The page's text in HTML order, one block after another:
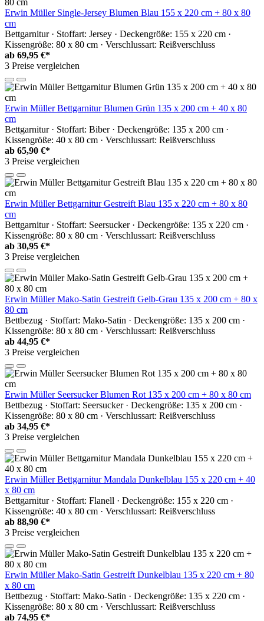
Erwin Müller Single-Jersey Blumen Blau 155 x 220 cm + 80 x 80
cm
Bettgarnitur · Stoffart: Jersey · Deckengröße: 155 x 220 cm ·
Kissengröße: 80 x 80 cm · Verschlussart: Reißverschluss
ab 69,95 €*
3 Preise vergleichen
Erwin Müller Bettgarnitur Blumen Grün 135 x 200 cm + 40 x 80
cm
Bettgarnitur · Stoffart: Biber · Deckengröße: 135 x 200 cm ·
Kissengröße: 40 x 80 cm · Verschlussart: Reißverschluss
ab 65,90 €*
3 Preise vergleichen
Erwin Müller Bettgarnitur Gestreift Blau 135 x 220 cm + 80 x 80
cm
Bettgarnitur · Stoffart: Seersucker · Deckengröße: 135 x 220 cm ·
Kissengröße: 80 x 80 cm · Verschlussart: Reißverschluss
ab 30,95 €*
3 Preise vergleichen
Erwin Müller Mako-Satin Gestreift Gelb-Grau 135 x 200 cm + 80 x
80 cm
Bettbezug · Stoffart: Mako-Satin · Deckengröße: 135 x 200 cm ·
Kissengröße: 80 x 80 cm · Verschlussart: Reißverschluss
ab 44,95 €*
3 Preise vergleichen
Erwin Müller Seersucker Blumen Rot 135 x 200 cm + 80 x 80 cm
Bettbezug · Stoffart: Seersucker · Deckengröße: 135 x 200 cm ·
Kissengröße: 80 x 80 cm · Verschlussart: Reißverschluss
ab 34,95 €*
3 Preise vergleichen
Erwin Müller Bettgarnitur Mandala Dunkelblau 155 x 220 cm + 40
x 80 cm
Bettgarnitur · Stoffart: Flanell · Deckengröße: 155 x 220 cm ·
Kissengröße: 40 x 80 cm · Verschlussart: Reißverschluss
ab 88,90 €*
3 Preise vergleichen
Erwin Müller Mako-Satin Gestreift Dunkelblau 135 x 220 cm + 80
x 80 cm
Bettbezug · Stoffart: Mako-Satin · Deckengröße: 135 x 220 cm ·
Kissengröße: 80 x 80 cm · Verschlussart: Reißverschluss
ab 74,95 €*